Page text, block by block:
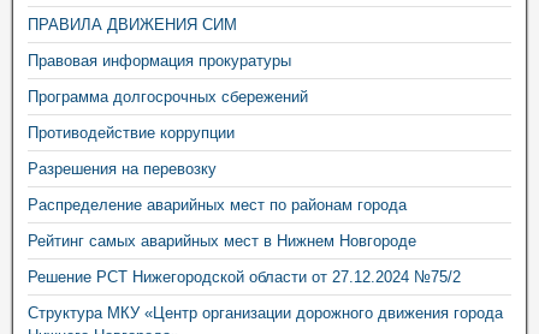
ПРАВИЛА ДВИЖЕНИЯ СИМ
Правовая информация прокуратуры
Программа долгосрочных сбережений
Противодействие коррупции
Разрешения на перевозку
Распределение аварийных мест по районам города
Рейтинг самых аварийных мест в Нижнем Новгороде
Решение РСТ Нижегородской области от 27.12.2024 №75/2
Структура МКУ «Центр организации дорожного движения города